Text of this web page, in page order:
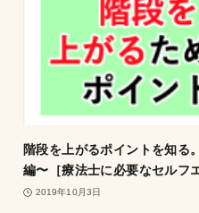
階段を上がるポイントを知る
編〜［療法士に必要なセルフ
2019年10月3日